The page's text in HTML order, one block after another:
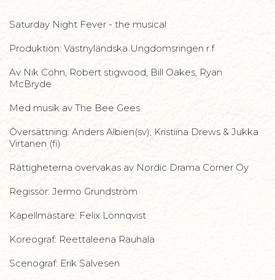
Saturday Night Fever - the musical
Produktion: Västnyländska Ungdomsringen r.f
Av Nik Cohn, Robert stigwood, Bill Oakes, Ryan
McBryde
Med musik av The Bee Gees
Översättning: Anders Albien(sv), Kristiina Drews & Jukka
Virtanen (fi)
Rättigheterna övervakas av Nordic Drama Corner Oy
Regissör: Jermo Grundström
Kapellmästare: Felix Lönnqvist
Koreograf: Reettaleena Rauhala
Scenograf: Erik Salvesen